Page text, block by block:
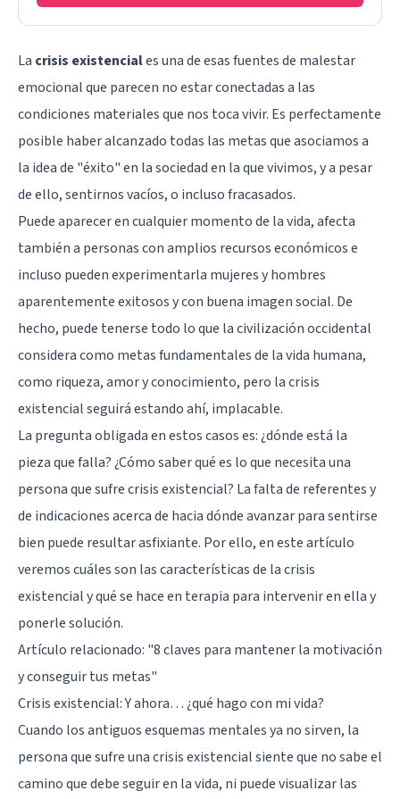
La crisis existenciales una de esas fuentes de malestar
emocional que parecen no estar conectadas a las
condiciones materiales que nos toca vivir. Es perfectamente
posible haber alcanzado todas las metas que asociamos a
la idea de "éxito" en la sociedad en la que vivimos, y a pesar
de ello, sentirnos vacíos, o incluso fracasados.
Puede aparecer en cualquier momento de la vida, afecta
también a personas con amplios recursos económicos e
incluso pueden experimentarla mujeres y hombres
aparentemente exitosos y con buena imagen social. De
hecho, puede tenerse todo lo que la civilización occidental
considera como metas fundamentales de la vida humana,
como riqueza, amor y conocimiento, pero la crisis
existencial seguirá estando ahí, implacable.
La pregunta obligada en estos casos es: ¿dónde está la
pieza que falla? ¿Cómo saber qué es lo que necesita una
persona que sufre crisis existencial? La falta de referentes y
de indicaciones acerca de hacia dónde avanzar para sentirse
bien puede resultar asfixiante. Por ello, en este artículo
veremos cuáles son las características de la crisis
existencial y qué se hace en terapia para intervenir en ella y
ponerle solución.
Artículo relacionado: "8 claves para mantener la motivación
y conseguir tus metas"
Crisis existencial: Y ahora… ¿qué hago con mi vida?
Cuando los antiguos esquemas mentales ya no sirven, la
persona que sufre una crisis existencial siente que no sabe el
camino que debe seguir en la vida, ni puede visualizar las